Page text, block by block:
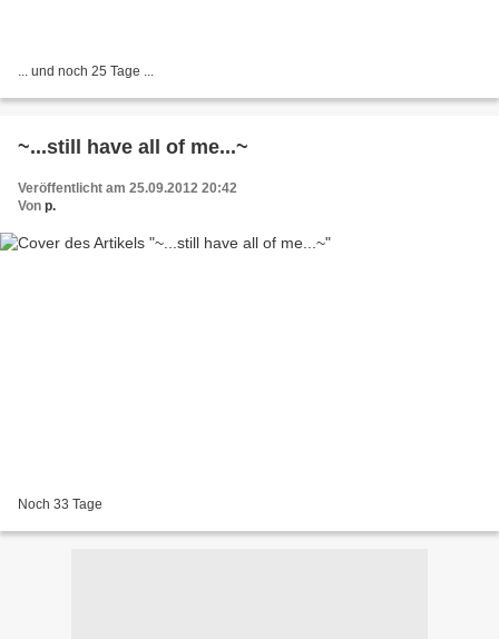
... und noch 25 Tage ...
~...still have all of me...~
Veröffentlicht am 25.09.2012 20:42
Von p.
Noch 33 Tage